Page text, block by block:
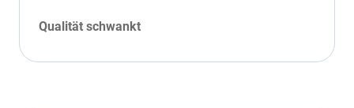
Qualität schwankt